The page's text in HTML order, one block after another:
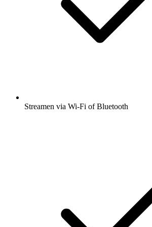
Streamen via Wi-Fi of Bluetooth